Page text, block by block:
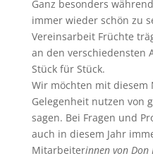
Ganz besonders
immer wieder schön zu
Vereinsarbeit Früchte
an den verschiedensten
Stück für Stück.
Wir möchten mit diesem
Gelegenheit nutzen von
sagen. Bei Fragen und
auch in diesem Jahr
Mitarbeiterinnen von Don